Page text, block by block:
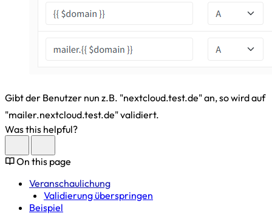
Gibt der Benutzer nun z.B. "nextcloud.test.de" an, so wird auf
"mailer.nextcloud.test.de" validiert.
Was this helpful?
On this page
Veranschaulichung
Validierung überspringen
Beispiel